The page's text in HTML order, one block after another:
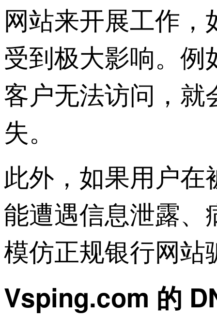
网站来开展工作
受到极大影响。
客户无法访问，
失。
此外，如果用户
能遭遇信息泄露
模仿正规银行网
Vsping.com 的